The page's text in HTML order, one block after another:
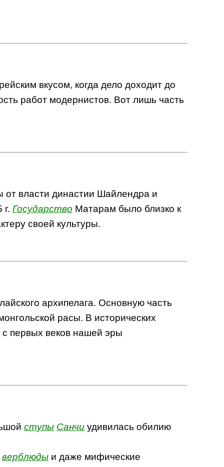
вкусом, когда дело доходит до
работ модернистов. Вот лишь часть
от власти династии Шайлендра и
Государство Матарам было близко к
своей культуры.
архипелага. Основную часть
расы. В исторических
с первых веков нашей эры
ступы Санчи удивилась обилию
верблюдыи даже мифические